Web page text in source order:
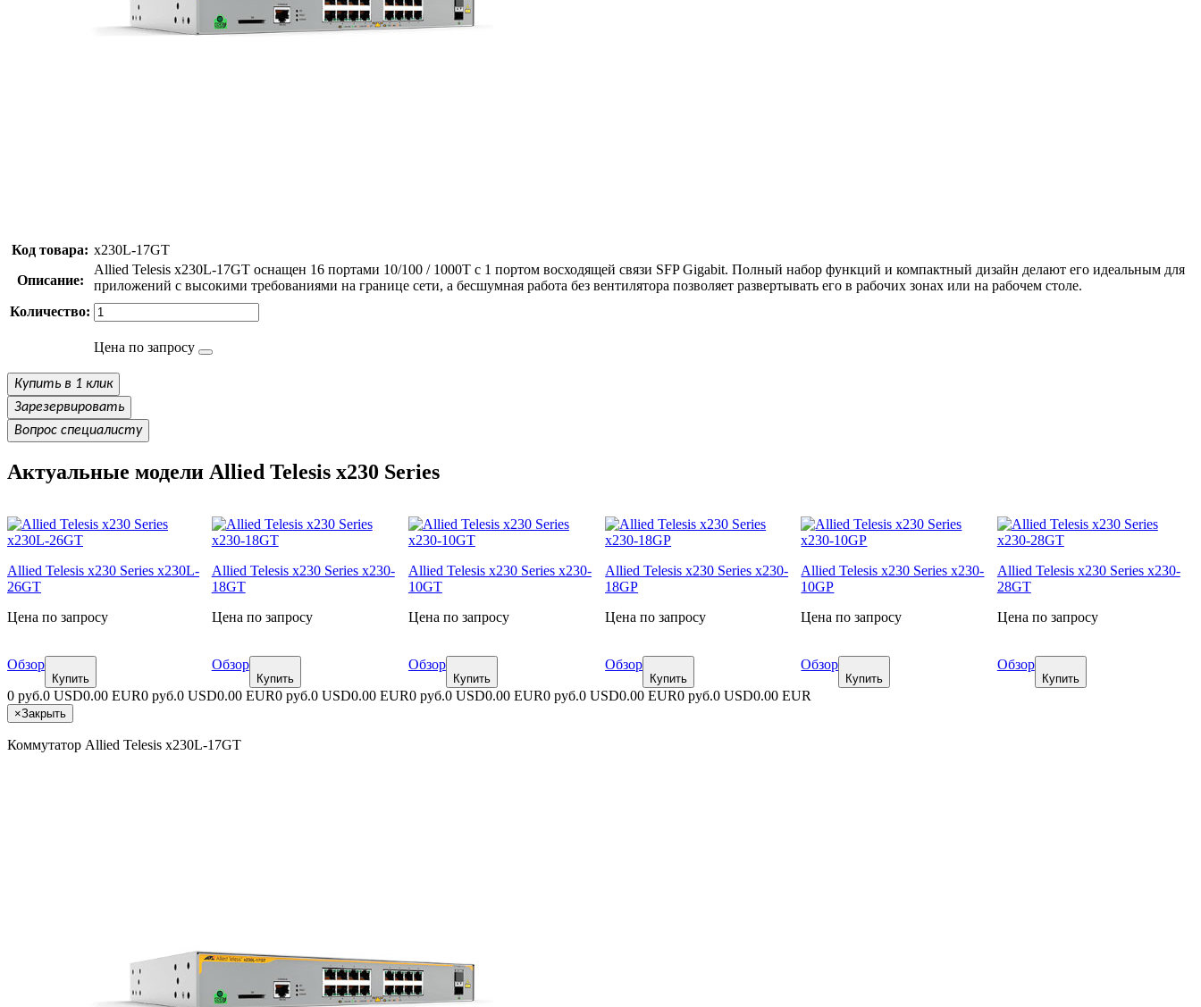
Код товара: x230L-17GT
Описание:
Allied Telesis x230L-17GT оснащен 16 портами 10/100 / 1000T с 1 портом восходящей связи SFP Gigabit. Полный набор функций и компактный дизайн делают его идеальным для
приложений с высокими требованиями на границе сети, а бесшумная работа без вентилятора позволяет развертывать его в рабочих зонах или на рабочем столе.
Количество:
Цена по запросу
Купить в 1 клик
Зарезервировать
Вопрос специалисту
Актуальные модели Allied Telesis x230 Series
Allied Telesis x230 Series x230L-
26GT
Цена по запросу
Обзор
Купить
Allied Telesis x230 Series x230-
18GT
Цена по запросу
Обзор
Купить
Allied Telesis x230 Series x230-
10GT
Цена по запросу
Обзор
Купить
Allied Telesis x230 Series x230-
18GP
Цена по запросу
Обзор
Купить
Allied Telesis x230 Series x230-
10GP
Цена по запросу
Обзор
Купить
Allied Telesis x230 Series x230-
28GT
Цена по запросу
Обзор
Купить
0 руб.0 USD0.00 EUR0 руб.0 USD0.00 EUR0 руб.0 USD0.00 EUR0 руб.0 USD0.00 EUR0 руб.0 USD0.00 EUR0 руб.0 USD0.00 EUR
×Закрыть
Коммутатор Allied Telesis x230L-17GT